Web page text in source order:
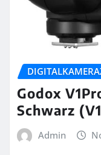
Godox
Schwarz
Admin